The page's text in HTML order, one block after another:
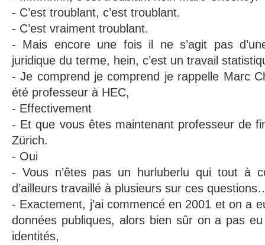
- C’est troublant, c’est troublant.
- C’est vraiment troublant.
- Mais encore une fois il ne s’agit pas
juridique du terme, hein, c’est un travail
- Je comprend je comprend je rappelle Marc
été professeur à HEC,
- Effectivement
- Et que vous êtes maintenant professeur de
Zürich.
- Oui
- Vous n’êtes pas un hurluberlu qui tout à
d’ailleurs travaillé à plusieurs sur ces
- Exactement, j’ai commencé en 2001 et on a
données publiques, alors bien sûr on a pas
identités,